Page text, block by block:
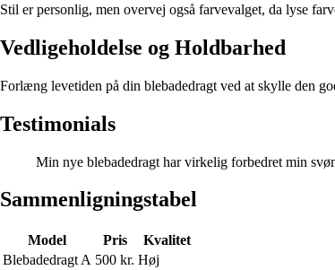
Stil er personlig, men overvej også farvevalget, da lyse
Vedligeholdelse og Holdbarhed
Forlæng levetiden på din blebadedragt ved at skylle den
Testimonials
Min nye blebadedragt har virkelig forbedret min
Sammenligningstabel
Model Pris
Kvalitet
Blebadedragt A 500 kr. Høj